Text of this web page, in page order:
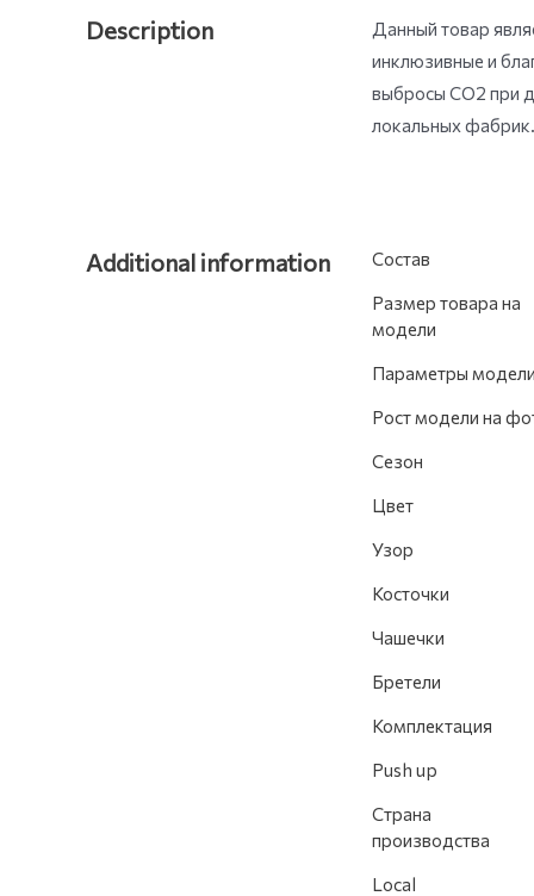
Description
Данный товар
инклюзивные и
выбросы СО2 при
локальных фабрик.
Additional information Состав
Размер товара на
модели
Параметры модели
Рост модели на
Сезон
Цвет
Узор
Косточки
Чашечки
Бретели
Комплектация
Push up
Страна
производства
Local